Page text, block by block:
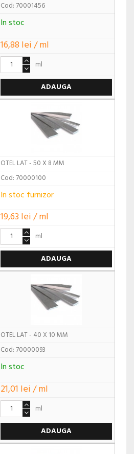
Cod: 70001456
In stoc
16,88 lei / ml
ml
ADAUGA
OTEL LAT - 50 X 8 MM
Cod: 70000100
In stoc furnizor
19,63 lei / ml
ml
ADAUGA
OTEL LAT - 40 X 10 MM
Cod: 70000093
In stoc
21,01 lei / ml
ml
ADAUGA